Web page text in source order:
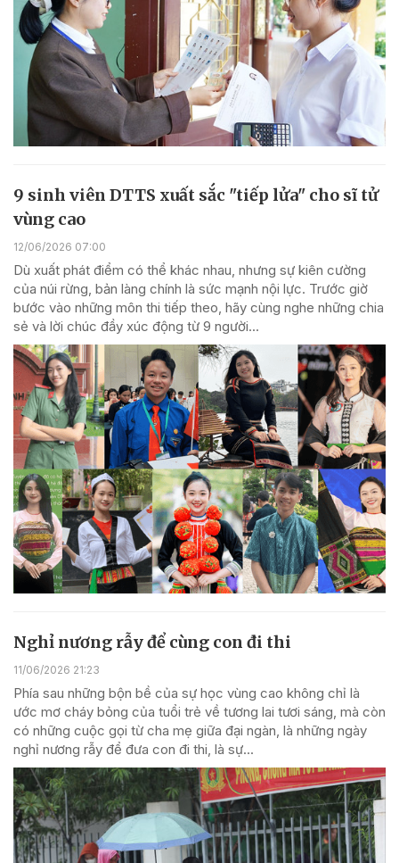
9 sinh viên DTTS xuất sắc "tiếp lửa" cho sĩ tử
vùng cao
12/06/2026 07:00
Dù xuất phát điểm có thể khác nhau, nhưng sự kiên cường
của núi rừng, bản làng chính là sức mạnh nội lực. Trước giờ
bước vào những môn thi tiếp theo, hãy cùng nghe những chia
sẻ và lời chúc đầy xúc động từ 9 người...
Nghỉ nương rẫy để cùng con đi thi
11/06/2026 21:23
Phía sau những bộn bề của sự học vùng cao không chỉ là
ước mơ cháy bỏng của tuổi trẻ về tương lai tươi sáng, mà còn
có những cuộc gọi từ cha mẹ giữa đại ngàn, là những ngày
nghỉ nương rẫy để đưa con đi thi, là sự...